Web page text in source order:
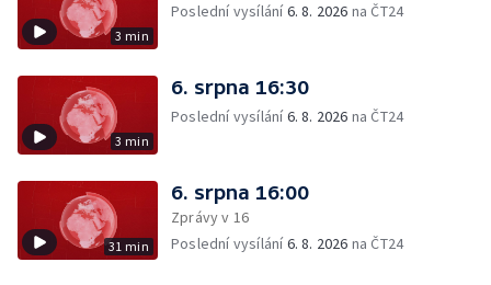
3 min
Poslední vysílání6. 8. 2026 na ČT24
3 min
6. srpna 16:30
Poslední vysílání6. 8. 2026 na ČT24
31 min
6. srpna 16:00
Zprávy v 16
Poslední vysílání6. 8. 2026 na ČT24